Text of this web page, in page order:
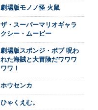
劇場版モノノ怪 火鼠
ザ・スーパーマリオギャラ
クシー・ムービー
劇場版スポンジ・ボブ 呪わ
れた海賊と大冒険だワワワ
ワワ！
ホウセンカ
ひゃくえむ。